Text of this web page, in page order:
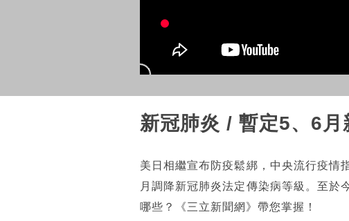
新冠肺炎 / 暫定5、6
美日相繼宣布防疫鬆綁，中央流行疫情
月調降新冠肺炎法定傳染病等級。至於
哪些？《三立新聞網》帶您掌握！